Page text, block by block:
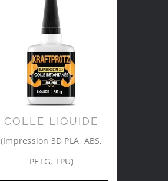
COLLE LIQUIDE
(Impression 3D PLA, ABS,
PETG, TPU)